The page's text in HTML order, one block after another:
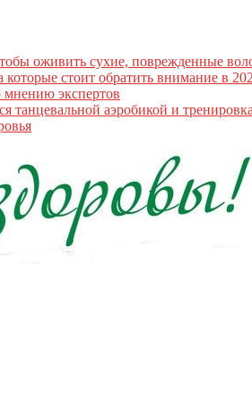
оживить сухие, поврежденные
стоит обратить внимание в
мнению экспертов
танцевальной аэробикой и